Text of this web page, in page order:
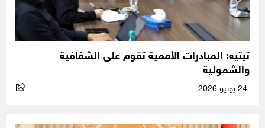
تيتيه: المبادرات الأممية تقوم على الشفافية
والشمولية